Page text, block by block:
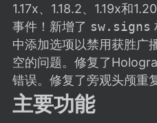
潮涌核心
永久赞助者
11-27 02:06
电脑端 社区规则
议贴】SodaMC 的改进
社区的建议&反馈板
在这里畅所欲言，提出你对
1.17x、1.18.2、1.19x和
事件！新增了 sw.signs
中添加选项以禁用获胜广
空的问题。修复了
错误。修复了旁观头颅重
主要功能